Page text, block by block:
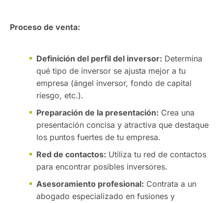
Proceso de venta:
Definición del perfil del inversor: Determina
qué tipo de inversor se ajusta mejor a tu
empresa (ángel inversor, fondo de capital
riesgo, etc.).
Preparación de la presentación: Crea una
presentación concisa y atractiva que destaque
los puntos fuertes de tu empresa.
Red de contactos: Utiliza tu red de contactos
para encontrar posibles inversores.
Asesoramiento profesional: Contrata a un
abogado especializado en fusiones y